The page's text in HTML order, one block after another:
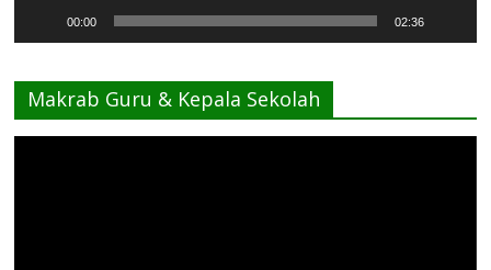
00:00 02:36
Makrab Guru & Kepala Sekolah